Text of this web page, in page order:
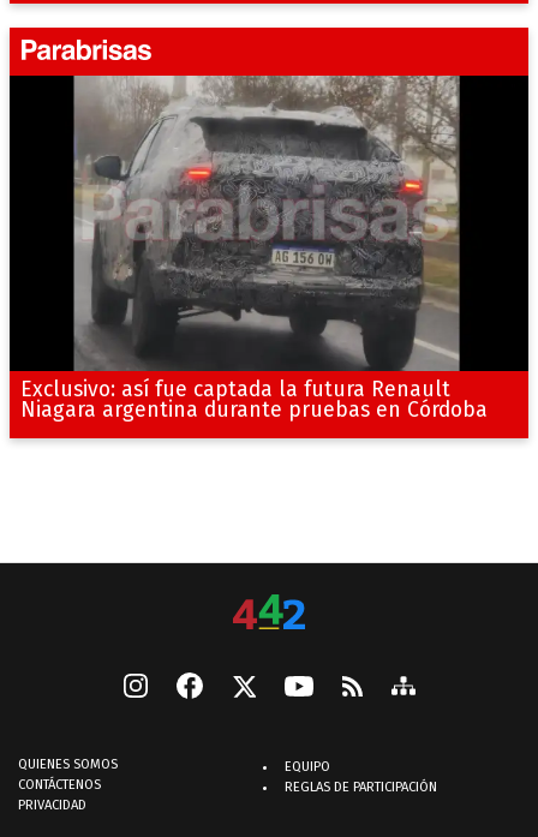
Exclusivo: así fue captada la futura Renault
Niagara argentina durante pruebas en Córdoba
QUIENES SOMOS
CONTÁCTENOS
PRIVACIDAD
EQUIPO
REGLAS DE PARTICIPACIÓN